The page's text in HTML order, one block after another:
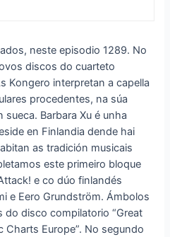
neste episodio 1289. No
discos do cuarteto
Kongero interpretan a capella
procedentes, na súa
Barbara Xu é unha
en Finlandia dende hai
as tradición musicais
este primeiro bloque
e co dúo finlandés
e Eero Grundström. Ámbolos
disco compilatorio “Great
Charts Europe”. No segundo